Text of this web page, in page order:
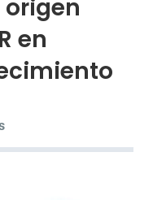
origen
en